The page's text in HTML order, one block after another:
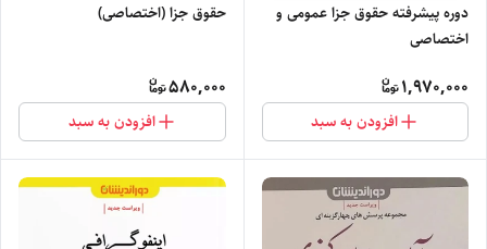
دوره پیشرفته حقوق جزا عمومی و
اختصاصی
1,970,000
افزودن به سبد
حقوق جزا (اختصاصی)
580,000
افزودن به سبد